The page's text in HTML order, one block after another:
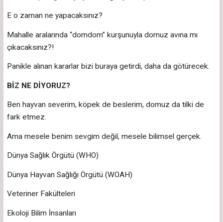
E o zaman ne yapacaksınız?
Mahalle aralarında “domdom” kurşunuyla domuz avına mı
çıkacaksınız?!
Panikle alınan kararlar bizi buraya getirdi, daha da götürecek.
BİZ NE DİYORUZ?
Ben hayvan severim, köpek de beslerim, domuz da tilki de
fark etmez.
Ama mesele benim sevgim değil, mesele bilimsel gerçek.
Dünya Sağlık Örgütü (WHO)
Dünya Hayvan Sağlığı Örgütü (WOAH)
Veteriner Fakülteleri
Ekoloji Bilim İnsanları